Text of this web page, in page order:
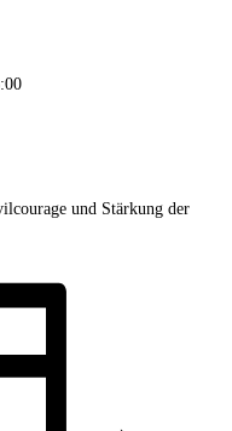
und Stärkung der